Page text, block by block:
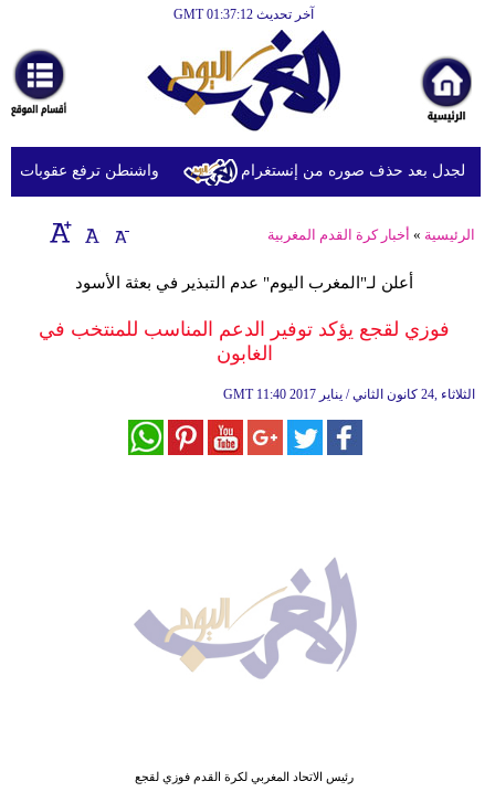
آخر تحديث GMT 01:37:12
أخبارعاجلة
رياضة
ثقافة
إقتصاد
وموسيقى
أزياء
واشنطن ترفع عقوبات عن الجدل بعد حذف صوره من إنستغرام
الرئيسية » أخبار كرة القدم المغربية
أعلن لـ"المغرب اليوم" عدم التبذير في بعثة الأسود
فوزي لقجع يؤكد توفير الدعم المناسب للمنتخب في
الغابون
GMT 11:40 2017 الثلاثاء ,24 كانون الثاني / يناير
رئيس الاتحاد المغربي لكرة القدم فوزي لقجع